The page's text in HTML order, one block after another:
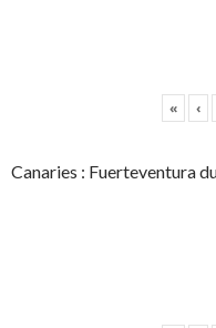
« ‹
Canaries : Fuerteventura